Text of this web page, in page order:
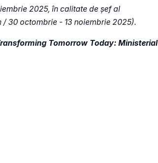
2025, în calitate de șef al
30 octombrie - 13 noiembrie 2025).
Tomorrow Today: Ministerial